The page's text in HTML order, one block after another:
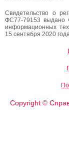
Свидетельство о
ФС77-79153 выдано
информационных
15 сентября 2020
Copyright ©